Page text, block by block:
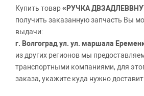
Купить товар«РУЧКА
получить заказанную запчасть Вы
выдачи:
г. Волгоград ул. ул. маршала
из других регионов мы
транспортными компаниями, для
заказа, укажите куда нужно